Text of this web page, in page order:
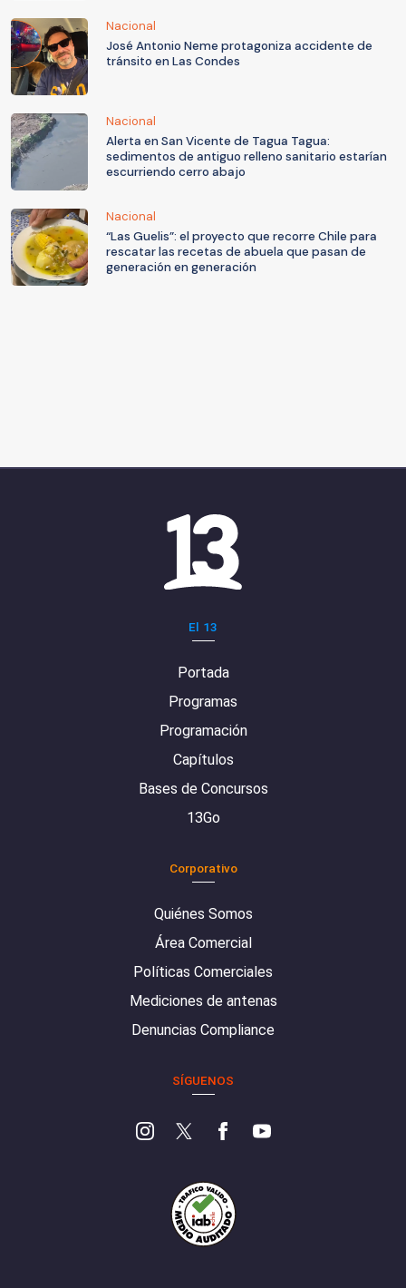
Nacional
José Antonio Neme protagoniza accidente de
tránsito en Las Condes
Nacional
Alerta en San Vicente de Tagua Tagua:
sedimentos de antiguo relleno sanitario estarían
escurriendo cerro abajo
Nacional
“Las Guelis”: el proyecto que recorre Chile para
rescatar las recetas de abuela que pasan de
generación en generación
El 13
Portada
Programas
Programación
Capítulos
Bases de Concursos
13Go
Corporativo
Quiénes Somos
Área Comercial
Políticas Comerciales
Mediciones de antenas
Denuncias Compliance
SÍGUENOS